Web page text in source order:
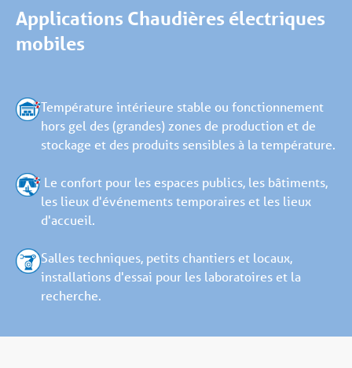
Applications Chaudières électriques
mobiles
Température intérieure stable ou fonctionnement
hors gel des (grandes) zones de production et de
stockage et des produits sensibles à la température.
Le confort pour les espaces publics, les bâtiments,
les lieux d'événements temporaires et les lieux
d'accueil.
Salles techniques, petits chantiers et locaux,
installations d'essai pour les laboratoires et la
recherche.